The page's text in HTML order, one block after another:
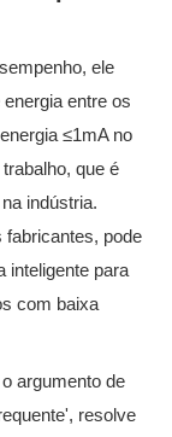
ele
entre os
≤1mA no
que é
indústria.
fabricantes, pode
inteligente para
com baixa
argumento de
resolve